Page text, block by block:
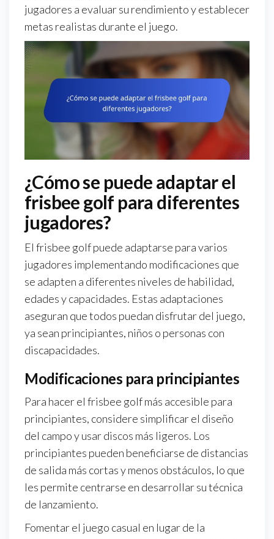
jugadores a evaluar su rendimiento y establecer
metas realistas durante el juego.
¿Cómo se puede adaptar el
frisbee golf para diferentes
jugadores?
El frisbee golf puede adaptarse para varios
jugadores implementando modificaciones que
se adapten a diferentes niveles de habilidad,
edades y capacidades. Estas adaptaciones
aseguran que todos puedan disfrutar del juego,
ya sean principiantes, niños o personas con
discapacidades.
Modificaciones para principiantes
Para hacer el frisbee golf más accesible para
principiantes, considere simplificar el diseño
del campo y usar discos más ligeros. Los
principiantes pueden beneficiarse de distancias
de salida más cortas y menos obstáculos, lo que
les permite centrarse en desarrollar su técnica
de lanzamiento.
Fomentar el juego casual en lugar de la